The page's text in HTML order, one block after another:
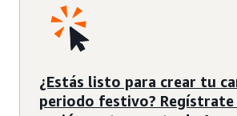
¿Estás listo para crear tu
periodo festivo? Regístrate